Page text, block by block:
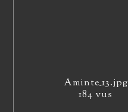
Aminte_13.jpg
184 vus